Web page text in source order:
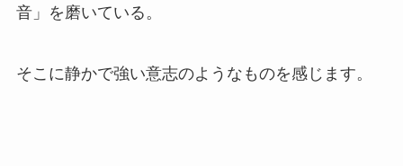
音」を磨いている。
そこに静かで強い意志のようなものを感じます。